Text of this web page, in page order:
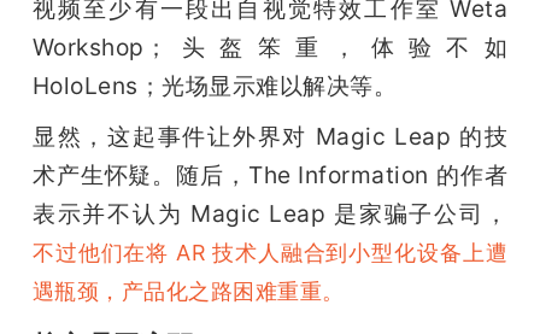
视频至少有一段出自视觉特效工作室 Weta
Workshop；头盔笨重，体验不如
HoloLens；光场显示难以解决等。
显然，这起事件让外界对 Magic Leap 的技
术产生怀疑。随后，The Information 的作者
不过他们在将 AR 技术人融合到小型化设备上遭
遇瓶颈，产品化之路困难重重。